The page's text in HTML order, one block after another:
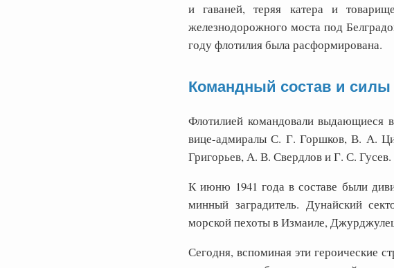
и гаваней, теряя катера и
железнодорожного моста под
году флотилия была расформирована.
Командный состав и силы
Флотилией командовали выдающиеся
вице-адмиралы С. Г. Горшков, В. А.
Григорьев, А. В. Свердлов и Г. С. Гусев.
К июню 1941 года в составе были
минный заградитель. Дунайский
морской пехоты в Измаиле,
Сегодня, вспоминая эти героические